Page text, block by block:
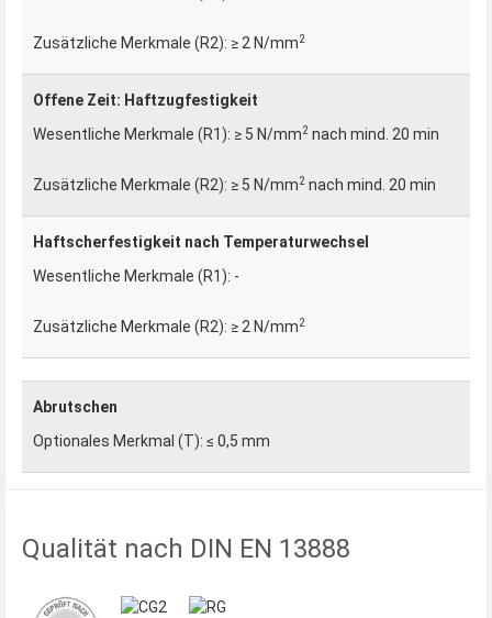
≥ 2 N/mm2
Offene Zeit: Haftzugfestigkeit
≥ 5 N/mm2 nach mind. 20 min
≥ 5 N/mm2 nach mind. 20 min
Haftscherfestigkeit nach Temperaturwechsel
-
≥ 2 N/mm2
Abrutschen
≤ 0,5 mm
Qualität nach DIN EN 13888